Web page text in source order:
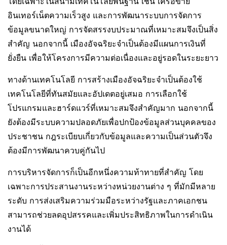
อินเทอร์เน็ตความเร็วสูง และการพัฒนาระบบการจัดการ
ข้อมูลขนาดใหญ่ การจัดสรรงบประมาณที่เหมาะสมจึงเป็นสิ่ง
สำคัญ นอกจากนี้ เมืองอัจฉริยะจำเป็นต้องมีแผนการเงินที่
ยั่งยืน เพื่อให้โครงการมีความต่อเนื่องและอยู่รอดในระยะยาว
ทางด้านเทคโนโลยี การสร้างเมืองอัจฉริยะจำเป็นต้องใช้
เทคโนโลยีที่ทันสมัยและอัปเดตอยู่เสมอ การเลือกใช้
โปรแกรมและฮาร์ดแวร์ที่เหมาะสมจึงสำคัญมาก นอกจากนี้
ยังต้องมีระบบความปลอดภัยเพื่อปกป้องข้อมูลส่วนบุคคลของ
ประชาชน กฎระเบียบเกี่ยวกับข้อมูลและความเป็นส่วนตัวจึง
ต้องมีการพัฒนาควบคู่กันไป
การบริหารจัดการก็เป็นอีกหนึ่งความท้าทายที่สำคัญ โดย
เฉพาะการประสานงานระหว่างหน่วยงานต่าง ๆ ที่มักมีหลาย
ระดับ การส่งเสริมความร่วมมือระหว่างรัฐและภาคเอกชน
สามารถช่วยลดอุปสรรคและเพิ่มประสิทธิภาพในการดำเนิน
งานได้